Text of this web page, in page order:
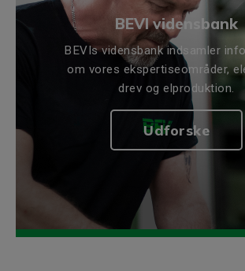
BEVI vidensbank
BEVIs vidensbank indsamler
om vores ekspertiseområder,
drev og elproduktion.
Udforske